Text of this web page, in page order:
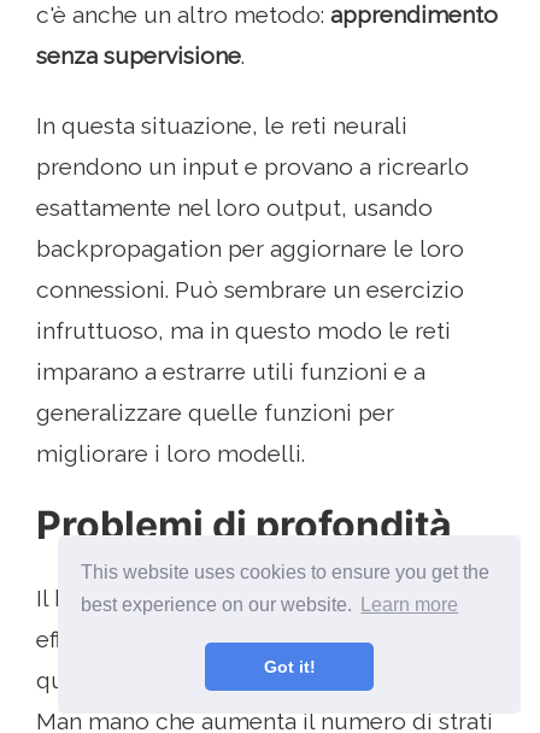
This website uses cookies to ensure you get the
best experience on our website.
Learn more
Got it!
c'è anche un altro metodo: apprendimento
senza supervisione.
In questa situazione, le reti neurali
prendono un input e provano a ricrearlo
esattamente nel loro output, usando
backpropagation per aggiornare le loro
connessioni. Può sembrare un esercizio
infruttuoso, ma in questo modo le reti
imparano a estrarre utili funzioni e a
generalizzare quelle funzioni per
migliorare i loro modelli.
Problemi di profondità
Il backpropagation è un modo molto
efficace per insegnare le reti neurali ...
quando sono solo pochi strati profondi.
Man mano che aumenta il numero di strati